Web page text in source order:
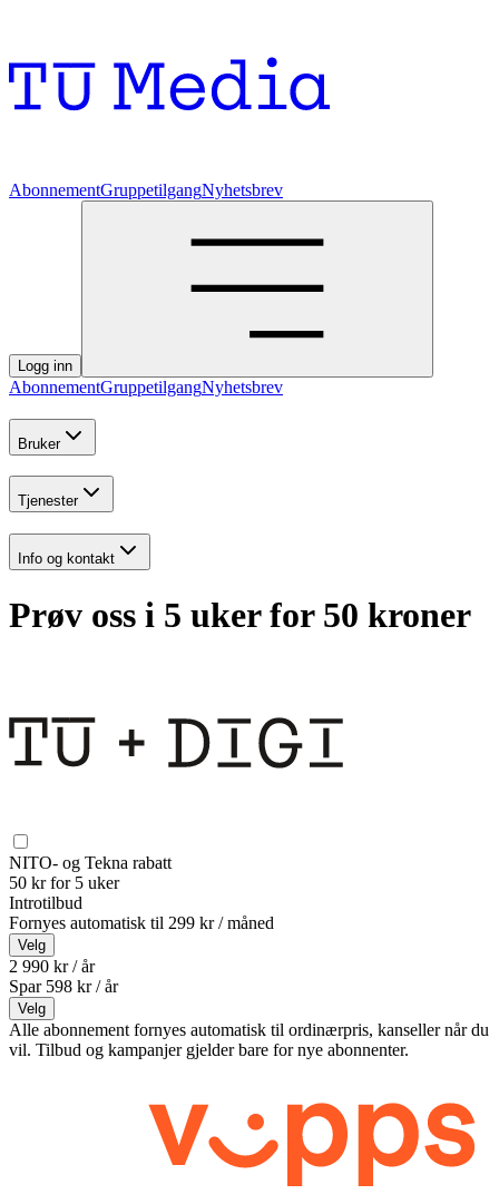
AbonnementGruppetilgangNyhetsbrev
Logg inn
AbonnementGruppetilgangNyhetsbrev
Bruker
Tjenester
Info og kontakt
Prøv oss i 5 uker for 50 kroner
NITO- og Tekna rabatt
50 kr for 5 uker
Introtilbud
Fornyes automatisk til 299 kr / måned
Velg
2 990 kr / år
Spar 598 kr /år
Velg
Alle abonnement fornyes automatisk til ordinærpris, kanseller når du
vil. Tilbud og kampanjer gjelder bare for nye abonnenter.